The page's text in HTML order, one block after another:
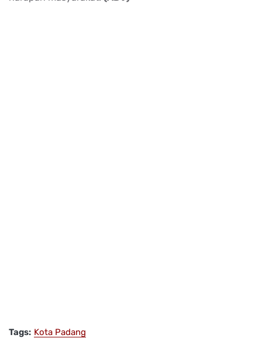
Tags: Kota Padang